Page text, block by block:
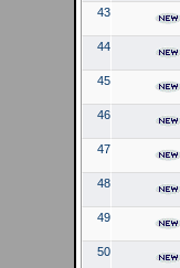
43
44
45
46
47
48
49
50